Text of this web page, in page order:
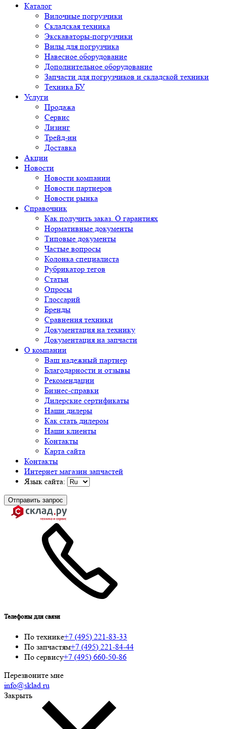
Каталог
Вилочные погрузчики
Складская техника
Экскаваторы-погрузчики
Вилы для погрузчика
Навесное оборудование
Дополнительное оборудование
Запчасти для погрузчиков и складской техники
Техника БУ
Услуги
Продажа
Сервис
Лизинг
Трейд-ин
Доставка
Акции
Новости
Новости компании
Новости партнеров
Новости рынка
Справочник
Как получить заказ. О гарантиях
Нормативные документы
Типовые документы
Частые вопросы
Колонка специалиста
Рубрикатор тегов
Статьи
Опросы
Глоссарий
Бренды
Сравнения техники
Документация на технику
Документация на запчасти
О компании
Ваш надежный партнер
Благодарности и отзывы
Рекомендации
Бизнес-справки
Дилерские сертификаты
Наши дилеры
Как стать дилером
Наши клиенты
Контакты
Карта сайта
Контакты
Интернет магазин запчастей
Язык сайта:
Отправить запрос
Телефоны для связи
По технике+7 (495) 221-83-33
По запчастям+7 (495) 221-84-44
По сервису+7 (495) 660-50-86
Перезвоните мне
info@sklad.ru
Закрыть